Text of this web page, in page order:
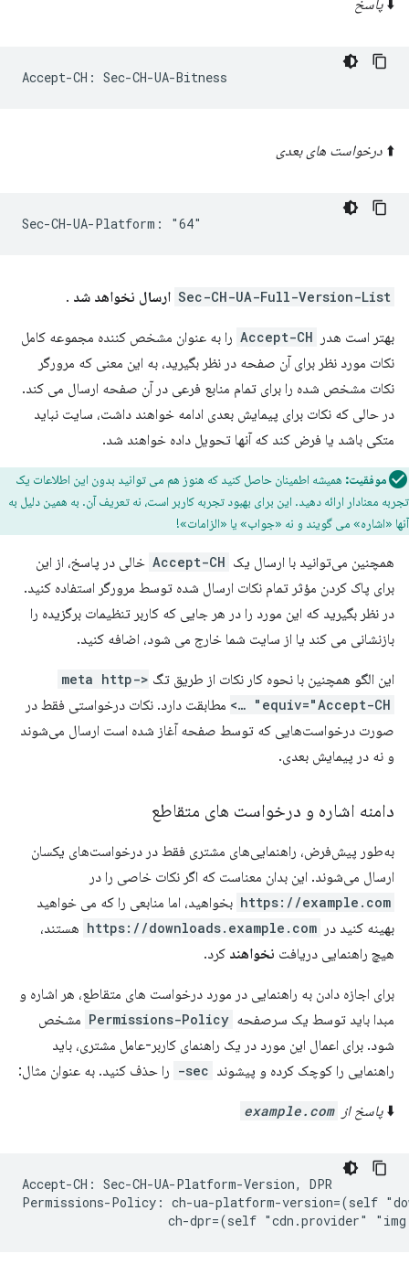
⬇️پاسخ
⬆️ درخواست های بعدی
Sec-CH-UA-Full-Version-List ارسال نخواهد شد .
بهتر است هدر Accept-CH را به عنوان مشخص کننده مجموعه کامل
نکات مورد نظر برای آن صفحه در نظر بگیرید، به این معنی که مرورگر
نکات مشخص شده را برای تمام منابع فرعی در آن صفحه ارسال می کند.
در حالی که نکات برای پیمایش بعدی ادامه خواهند داشت، سایت نباید
متکی باشد یا فرض کند که آنها تحویل داده خواهند شد.
موفقیت: همیشه اطمینان حاصل کنید که هنوز هم می توانید بدون این اطلاعات یک
تجربه معنادار ارائه دهید. این برای بهبود تجربه کاربر است، نه تعریف آن. به همین دلیل به
آنها «اشاره» می گویند و نه «جواب» یا «الزامات»!
همچنین می‌توانید با ارسال یک Accept-CH خالی در پاسخ، از این
برای پاک کردن مؤثر تمام نکات ارسال شده توسط مرورگر استفاده کنید.
در نظر بگیرید که این مورد را در هر جایی که کاربر تنظیمات برگزیده را
بازنشانی می کند یا از سایت شما خارج می شود، اضافه کنید.
این الگو همچنین با نحوه کار نکات از طریق تگ
<meta http-
equiv="Accept-CH" …>
مطابقت دارد. نکات درخواستی فقط در
صورت درخواست‌هایی که توسط صفحه آغاز شده است ارسال می‌شوند
و نه در پیمایش بعدی.
دامنه اشاره و درخواست های متقاطع
به‌طور پیش‌فرض، راهنمایی‌های مشتری فقط در درخواست‌های یکسان
ارسال می‌شوند. این بدان معناست که اگر نکات خاصی را در
https://example.com بخواهید، اما منابعی را که می خواهید
بهینه کنید در https://downloads.example.com هستند،
هیچ راهنمایی دریافت نخواهند کرد.
برای اجازه دادن به راهنمایی در مورد درخواست های متقاطع، هر اشاره و
مبدا باید توسط یک سرصفحه Permissions-Policy مشخص
شود. برای اعمال این مورد در یک راهنمای کاربر-عامل مشتری، باید
راهنمایی را کوچک کرده و پیشوند sec- را حذف کنید. به عنوان مثال:
⬇️پاسخ از example.com
Accept-CH: Sec-CH-UA-Platform-Version, DPR
Permissions-Policy: ch-ua-platform-version=(self